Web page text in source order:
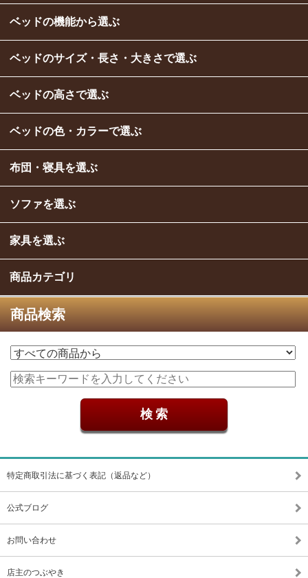
ベッドの機能から選ぶ
ベッドのサイズ・長さ・大きさで選ぶ
ベッドの高さで選ぶ
ベッドの色・カラーで選ぶ
布団・寝具を選ぶ
ソファを選ぶ
家具を選ぶ
商品カテゴリ
商品検索
特定商取引法に基づく表記（返品など）
公式ブログ
お問い合わせ
店主のつぶやき